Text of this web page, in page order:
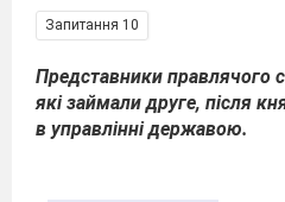
Запитання 10
Представники правлячого
які займали друге, після
в управлінні державою.